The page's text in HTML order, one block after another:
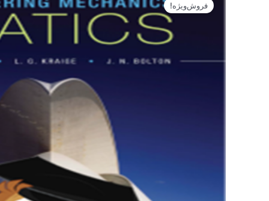
فروش‌ویژه!